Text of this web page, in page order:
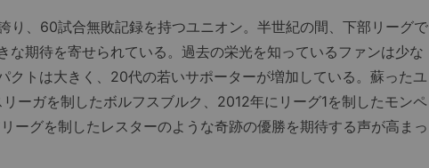
り、60試合無敗記録を持つユニオン。半世紀の間、下部リーグで
な期待を寄せられている。過去の栄光を知っているファンは少な
クトは大きく、20代の若いサポーターが増加している。蘇ったユ
ーガを制したボルフスブルク、2012年にリーグ1を制したモンペ
ーグを制したレスターのような奇跡の優勝を期待する声が高まっ